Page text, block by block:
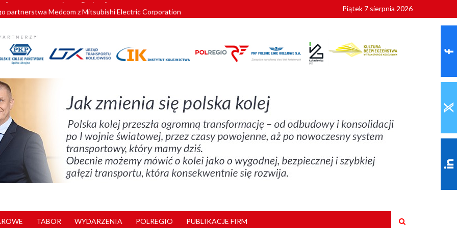
partnerstwa Medcom z Mitsubishi Electric Corporation
znów szuka dostawcy nowych EZT
kolejowych w północnej Wielkopolsce. Łatwiejsze dojazdy do pracy i szkoły
nowe standardy kategoryzacji dworców
Piątek 7 sierpnia 2026
TABOR WYDARZENIA POLREGIO PUBLIKACJE FIRM